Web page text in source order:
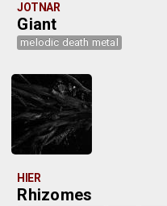
JOTNAR
Giant
melodic death metal
HIER
Rhizomes